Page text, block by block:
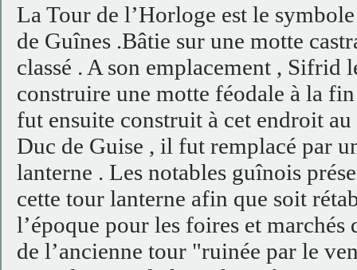
La Tour de l’Horloge est le
de Guînes .Bâtie sur une motte
classé . A son emplacement ,
construire une motte féodale à la
fut ensuite construit à cet endroit
Duc de Guise , il fut remplacé par
lanterne . Les notables guînois
cette tour lanterne afin que soit
l’époque pour les foires et
de l’ancienne tour "ruinée par le